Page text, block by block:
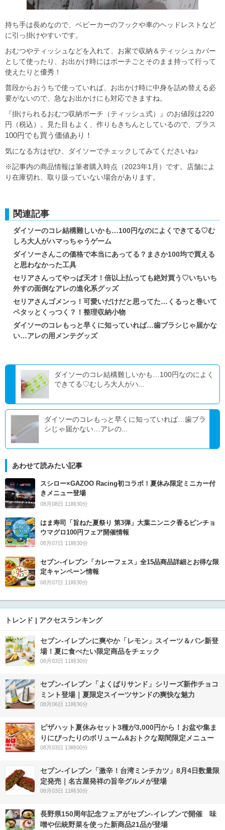
持ち手は長めなので、ベビーカーのフックや車のヘッドレストなど
に引っ掛けやすいです。
おむつやティッシュなどを入れて、お家で収納＆ティッシュカバー
として使ったり、お出かけ時にはポーチごとそのまま持って行って
使えたりと優秀！
普段からおうちで使っていれば、お出かけ時に中身を詰め替える必
要がないので、急なお出かけにも対応できますね。
『掛けられるおむつ収納ポーチ（ティッシュ式）』のお値段は220
円（税込）。見た目もよく、作りもきちんとしているので、プラス
100円でも買う価値あり！
気になる方はぜひ、ダイソーでチェックしてみてくださいね♪
※記事内の商品情報は筆者購入時点（2023年1月）です。店舗によ
り在庫切れ、取り扱っていない場合があります。
関連記事
ダイソーのコレ結構難しいかも…100円なのによくできてる♡む
しろ大人がハマっちゃうゲーム
ダイソーさんこの価格で本当にあってる？まさか100均で買える
と思わなかった工具
セリアさんってやっぱ天才！倍以上払っても絶対買う♡いちいち
外すの面倒なアレの進化系グッズ
セリアさんゴメンっ！可愛いだけだと思ってた…くるっと巻いて
ペタッとくっつく？！整理収納小物
ダイソーのコレもっと早くに知っていれば…歯ブラシじゃ届かな
い…アレの用メンテグッズ
ダイソーのコレ結構難しいかも…100円なのによく
できてる♡むしろ大人がハ...
ダイソーのコレもっと早くに知っていれば…歯ブラ
シじゃ届かない…アレの...
あわせて読みたい記事
スシロー×GAZOO Racing初コラボ！夏休み限定ミニカー付
きメニュー登場
08月08日 11時30分
はま寿司「旨ねた夏祭り 第3弾」大葉ニンニク香るビンチョ
ウマグロ100円フェア開催情報
08月07日 11時30分
セブン‐イレブン「カレーフェス」全15品商品詳細とお得な限
定キャンペーン情報
08月07日 11時30分
トレンド | アクセスランキング
セブン‐イレブンに爽やか「レモン」スイーツ＆パン新登
場！夏に食べたい限定商品をチェック
08月03日 11時30分
セブン‐イレブン「よくばりサンド」シリーズ新作チョコ
ミント登場｜夏限定スイーツサンドの爽快な魅力
08月06日 11時30分
ピザハット夏休みセット3種が3,000円から！お盆や集ま
りにぴったりのボリューム&おトクな期間限定メニュー
08月03日 13時00分
セブン-イレブン「激辛！台湾ミンチカツ」8月4日数量限
定発売｜名古屋発祥の旨辛グルメが登場
08月03日 11時30分
長野県150周年記念フェアがセブン-イレブンで開催 味
噌や伝統野菜を使った新商品21品が登場